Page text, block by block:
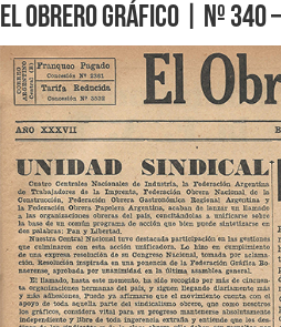
El Obrero Gráfico | nº 340